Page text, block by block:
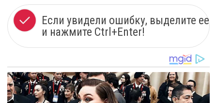
Если увидели ошибку, выделите ее
и нажмите Ctrl+Enter!